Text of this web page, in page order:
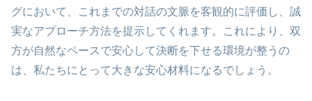
グにおいて、これまでの対話の文脈を客観的に評価し、誠
実なアプローチ方法を提示してくれます。これにより、双
方が自然なペースで安心して決断を下せる環境が整うの
は、私たちにとって大きな安心材料になるでしょう。